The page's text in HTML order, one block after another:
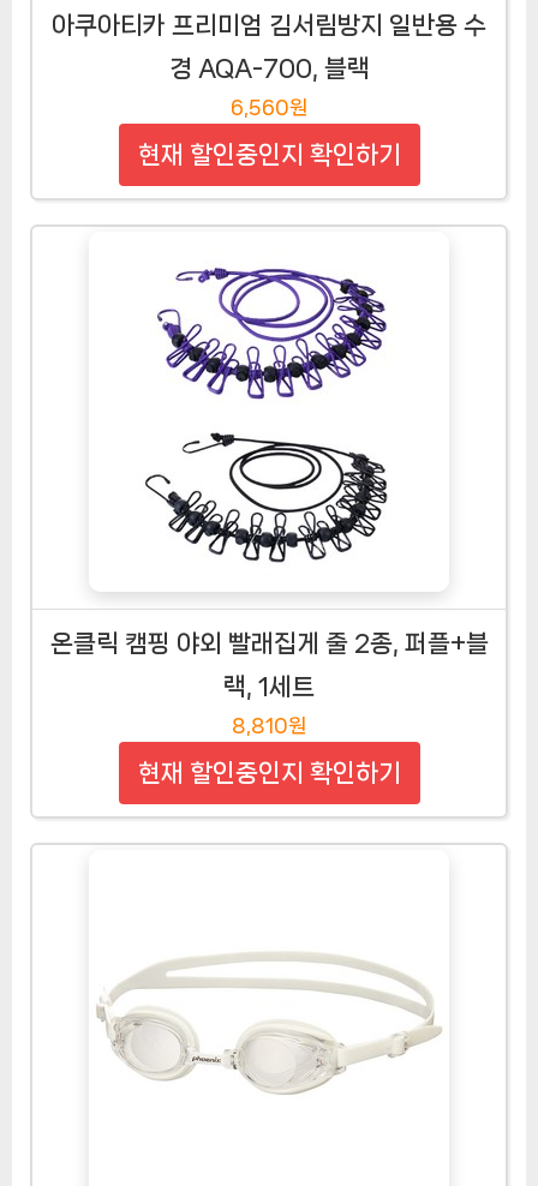
아쿠아티카 프리미엄 김서림방지 일반용 수
경 AQA-700, 블랙
6,560원
현재 할인중인지 확인하기
온클릭 캠핑 야외 빨래집게 줄 2종, 퍼플+블
랙, 1세트
8,810원
현재 할인중인지 확인하기